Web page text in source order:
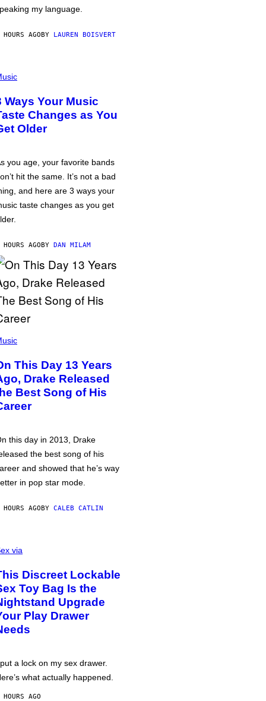
my language.
AGOBY LAUREN BOISVERT
Ways Your Music
Changes as You
Older
you age, your favorite bands
hit the same. It’s not a bad
and here are 3 ways your
taste changes as you get
AGOBY DAN MILAM
This Day 13 Years
Drake Released
Best Song of His
this day in 2013, Drake
the best song of his
and showed that he’s way
in pop star mode.
AGOBY CALEB CATLIN
via
Discreet Lockable
Toy Bag Is the
Upgrade
Play Drawer
a lock on my sex drawer.
what actually happened.
AGO